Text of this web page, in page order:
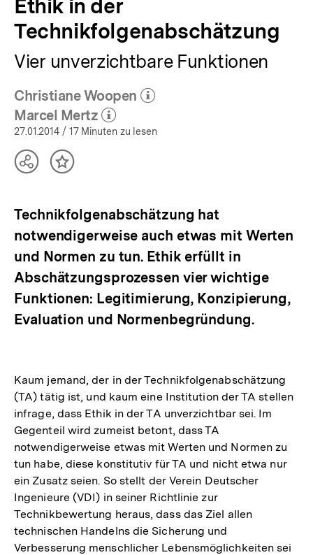
Ethik in der
Technikfolgenabschätzung
Vier unverzichtbare Funktionen
Christiane Woopen
(Mehr zum Autor)
Marcel Mertz
(Mehr zum Autor)
öffnen
27.01.2014 / 17 Minuten zu lesen
TeilenInhalt
Technikfolgenabschätzung hat
notwendigerweise auch etwas mit Werten
und Normen zu tun. Ethik erfüllt in
Abschätzungsprozessen vier wichtige
Funktionen: Legitimierung, Konzipierung,
Evaluation und Normenbegründung.
Kaum jemand, der in der Technikfolgenabschätzung
(TA) tätig ist, und kaum eine Institution der TA stellen
infrage, dass Ethik in der TA unverzichtbar sei. Im
Gegenteil wird zumeist betont, dass TA
notwendigerweise etwas mit Werten und Normen zu
tun habe, diese konstitutiv für TA und nicht etwa nur
ein Zusatz seien. So stellt der Verein Deutscher
Ingenieure (VDI) in seiner Richtlinie zur
Technikbewertung heraus, dass das Ziel allen
technischen Handelns die Sicherung und
Verbesserung menschlicher Lebensmöglichkeiten sei